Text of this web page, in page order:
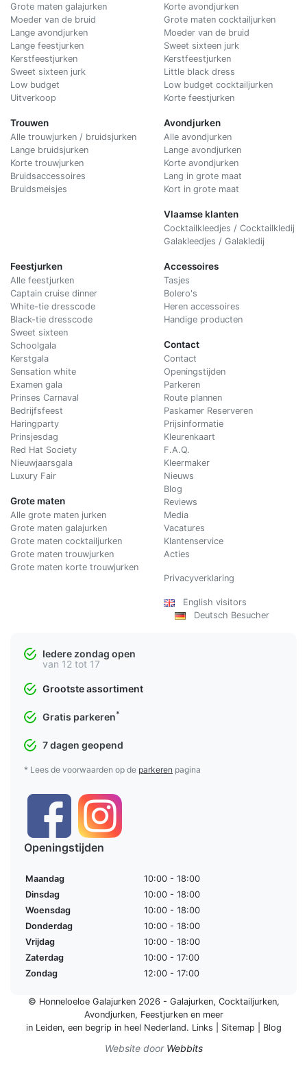
Grote maten galajurken
Moeder van de bruid
Lange avondjurken
Lange feestjurken
Kerstfeestjurken
Sweet sixteen jurk
Low budget
Uitverkoop
Trouwen
Alle trouwjurken / bruidsjurken
Lange bruidsjurken
Korte trouwjurken
Bruidsaccessoires
Bruidsmeisjes
Korte avondjurken
Grote maten cocktailjurken
Moeder van de bruid
Sweet sixteen jurk
Kerstfeestjurken
Little black dress
Low budget cocktailjurken
Korte feestjurken
Avondjurken
Alle avondjurken
Lange avondjurken
Korte avondjurken
Lang in grote maat
Kort in grote maat
Vlaamse klanten
Cocktailkleedjes / Cocktailkledij
Galakleedjes / Galakledij
Feestjurken
Alle feestjurken
Captain cruise dinner
White-tie dresscode
Black-tie dresscode
Sweet sixteen
Schoolgala
Kerstgala
Sensation white
Examen gala
Prinses Carnaval
Bedrijfsfeest
Haringparty
Prinsjesdag
Red Hat Society
Nieuwjaarsgala
Luxury Fair
Grote maten
Alle grote maten jurken
Grote maten galajurken
Grote maten cocktailjurken
Grote maten trouwjurken
Grote maten korte trouwjurken
Accessoires
Tasjes
Bolero's
Heren accessoires
Handige producten
Contact
Contact
Openingstijden
Parkeren
Route plannen
Paskamer Reserveren
Prijsinformatie
Kleurenkaart
F.A.Q.
Kleermaker
Nieuws
Blog
Reviews
Media
Vacatures
Klantenservice
Acties
Privacyverklaring
English visitors
Deutsch Besucher
Iedere zondag open
van 12 tot 17
Grootste assortiment
Gratis parkeren*
7 dagen geopend
* Lees de voorwaarden op de parkeren pagina
Openingstijden
Maandag
10:00 - 18:00
Dinsdag
10:00 - 18:00
Woensdag
10:00 - 18:00
Donderdag
10:00 - 18:00
Vrijdag
10:00 - 18:00
Zaterdag
10:00 - 17:00
Zondag
12:00 - 17:00
© Honneloeloe Galajurken 2026 - Galajurken, Cocktailjurken,
Avondjurken, Feestjurkenen meer
in Leiden, een begrip in heel Nederland. Links Sitemap Blog
Website door Webbits